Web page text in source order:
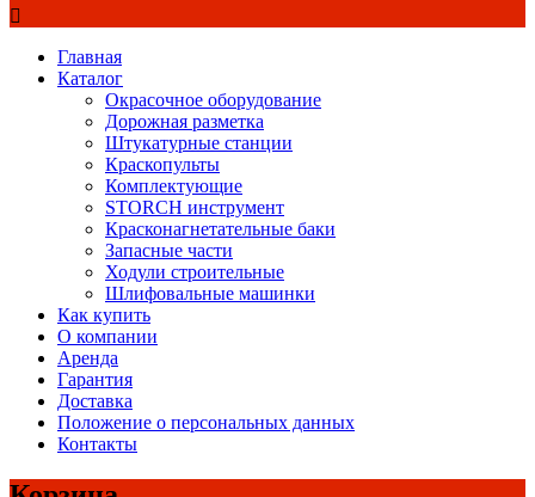
Главная
Каталог
Окрасочное оборудование
Дорожная разметка
Штукатурные станции
Краскопульты
Комплектующие
STORCH инструмент
Красконагнетательные баки
Запасные части
Ходули строительные
Шлифовальные машинки
Как купить
О компании
Аренда
Гарантия
Доставка
Положение о персональных данных
Контакты